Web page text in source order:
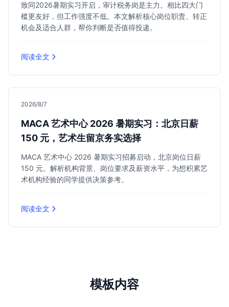
致同2026暑期实习开启，审计税务岗是主力。相比四大门
槛更友好，但工作强度不低。本文解析核心岗位职责、转正
机会及适合人群，帮你判断是否值得投递。
阅读全文
2026/8/7
MACA 艺术中心 2026 暑期实习：北京日薪
150 元，艺术生留京务实选择
MACA 艺术中心 2026 暑期实习招募启动，北京岗位日薪
150 元。解析机构背景、岗位要求及薪资水平，为想积累艺
术机构经验的同学提供决策参考。
阅读全文
模板内容